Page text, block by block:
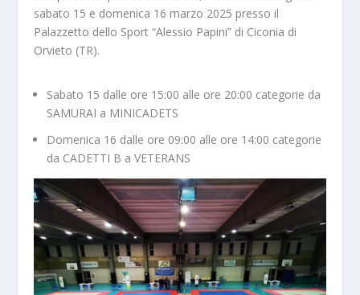
sabato 15 e domenica 16 marzo 2025 presso il
Palazzetto dello Sport “Alessio Papini” di Ciconia di
Orvieto (TR).
Sabato 15 dalle ore 15:00 alle ore 20:00 categorie da
SAMURAI a MINICADETS
Domenica 16 dalle ore 09:00 alle ore 14:00 categorie
da CADETTI B a VETERANS